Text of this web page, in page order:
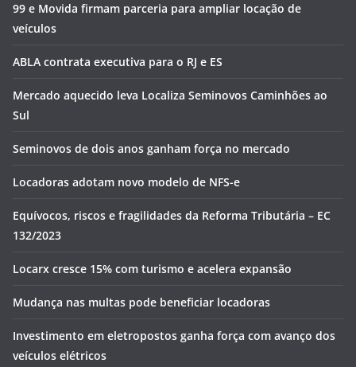
99 e Movida firmam parceria para ampliar locação de
veículos
ABLA contrata executiva para o RJ e ES
Mercado aquecido leva Localiza Seminovos Caminhões ao
Sul
Seminovos de dois anos ganham força no mercado
Locadoras adotam novo modelo de NFS-e
Equívocos, riscos e fragilidades da Reforma Tributária – EC
132/2023
Locarx cresce 15% com turismo e acelera expansão
Mudança nas multas pode beneficiar locadoras
Investimento em eletropostos ganha força com avanço dos
veículos elétricos